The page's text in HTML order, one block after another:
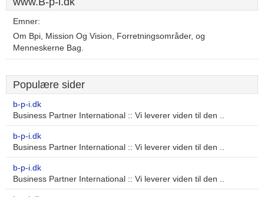
Emner:
Om Bpi, Mission Og Vision, Forretningsområder, og
Menneskerne Bag.
Populære sider
b-p-i.dk
Business Partner International :: Vi leverer viden til den ..
b-p-i.dk
Business Partner International :: Vi leverer viden til den ..
b-p-i.dk
Business Partner International :: Vi leverer viden til den ..